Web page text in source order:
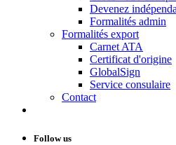
Devenez
Formalités admin
Formalités export
Carnet ATA
Certificat d'origine
GlobalSign
Service consulaire
Contact
Follow us